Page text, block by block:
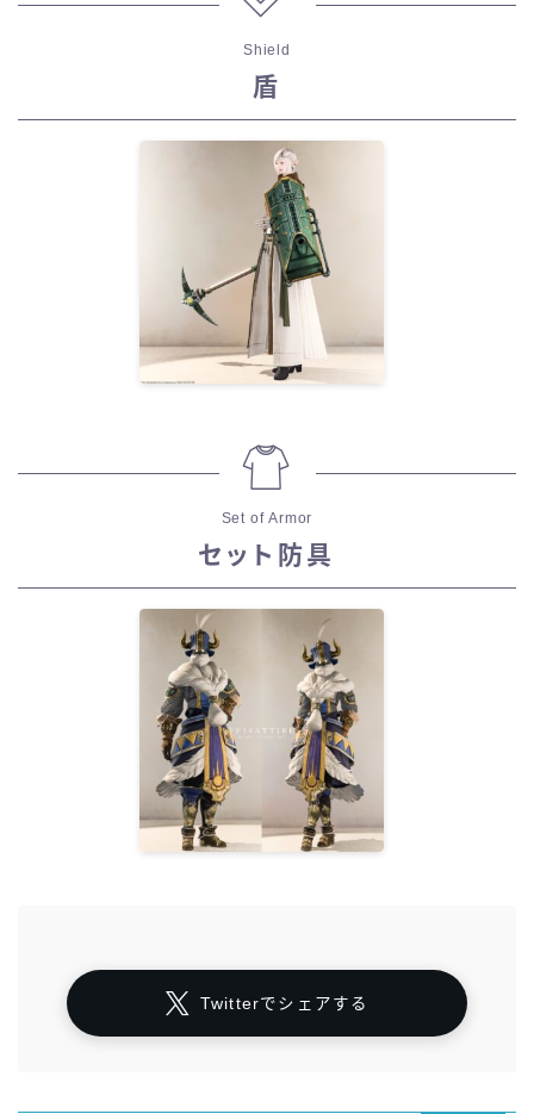
Shield
盾
Set of Armor
セット防具
Twitterでシェアする